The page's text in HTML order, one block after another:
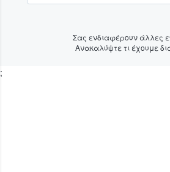
Σας ενδιαφέρουν άλλες
Ανακαλύψτε τι έχουμε
;